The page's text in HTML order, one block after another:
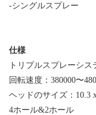
-シングルスプレー
仕様
トリプルスプレーシス
回転速度：380000〜
ヘッドのサイズ：10.3
4ホール&2ホール